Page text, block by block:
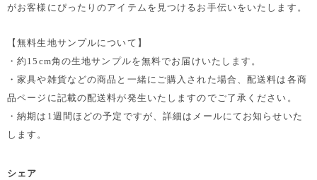
がお客様にぴったりのアイテムを見つけるお手伝いをいたします。
【無料生地サンプルについて】
・約15cm角の生地サンプルを無料でお届けいたします。
・家具や雑貨などの商品と一緒にご購入された場合、配送料は各商
品ページに記載の配送料が発生いたしますのでご了承ください。
・納期は1週間ほどの予定ですが、詳細はメールにてお知らせいた
します。
シェア